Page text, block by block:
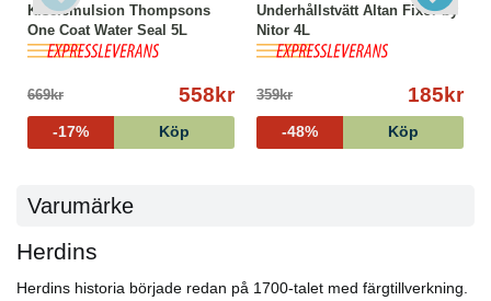
Kiselemulsion Thompsons
One Coat Water Seal 5L
669kr 558kr
-17% Köp
Underhållstvätt Altan Fixor by
Nitor 4L
359kr 185kr
-48% Köp
Varumärke
Herdins
Herdins historia började redan på 1700-talet med färgtillverkning.